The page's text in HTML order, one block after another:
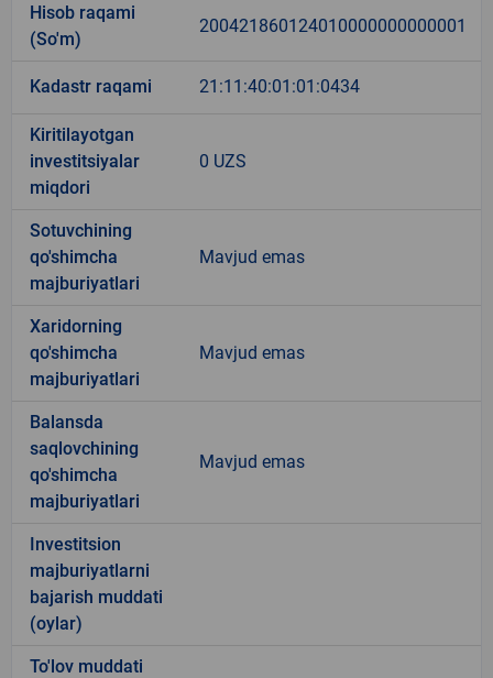
Hisob raqami
(So'm)
200421860124010000000000001
Kadastr raqami 21:11:40:01:01:0434
Kiritilayotgan
investitsiyalar
miqdori
0 UZS
Sotuvchining
qo'shimcha
majburiyatlari
Mavjud emas
Xaridorning
qo'shimcha
majburiyatlari
Mavjud emas
Balansda
saqlovchining
qo'shimcha
majburiyatlari
Mavjud emas
Investitsion
majburiyatlarni
bajarish muddati
(oylar)
To'lov muddati